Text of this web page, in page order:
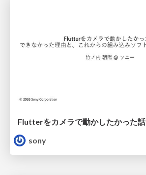
Flutterをカメラで動かしたかった話
sony